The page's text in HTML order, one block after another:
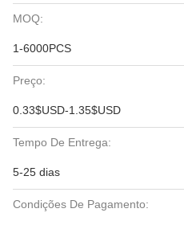
MOQ:
1-6000PCS
Preço:
0.33$USD-1.35$USD
Tempo De Entrega:
5-25 dias
Condições De Pagamento: